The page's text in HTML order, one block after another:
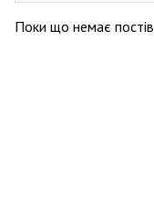
Поки що немає постів